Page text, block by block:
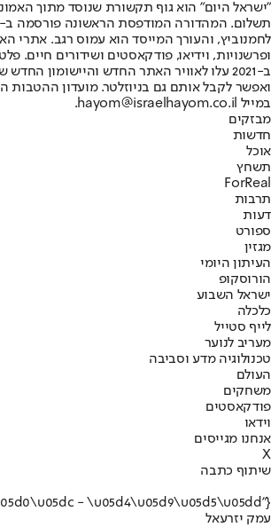
"ישראל היום" הוא גוף תקשורת שנוסד מתוך
ופרשנויות, וידיאו, פודקאסטים ושידורים חיים.
ב-2021 עלו לאוויר האתר החדש
ואפשר לקבל אותם גם בניוזלטר. מועדון ההטבות
במייל hayom@israelhayom.co.il.
מבזקים
חדשות
אוכל
תשחץ
ForReal
תרבות
דעות
ספורט
מגזין
העיתון היומי
הורוסקופ
ישראל השבוע
כלכלה
לייף סטייל
מעריב לנוער
טכנולוגיה מדע וסביבה
העולם
משחקים
פודקאסטים
וידאו
אנחנו מגייסים
X
שיתוף כתבה
{"name":"\u05e2\u05de\u05e7 \u05d9\u05d6\u05e8\u05e2\u05d0\u05dc - \u05d4\u05d9\u05d5\u05dd"}
עמק יזרעאל